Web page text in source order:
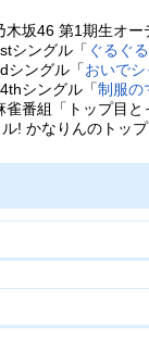
坂46 第1期生オー
シングル「 ぐるぐ
シングル「おいで
シングル「制服の
番組「トップ目
! かなりんのトッ